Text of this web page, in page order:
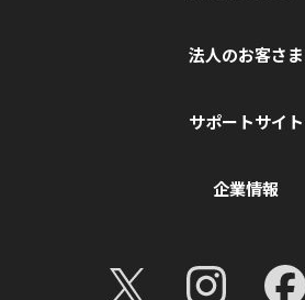
法人のお客さま
サポートサイト
企業情報